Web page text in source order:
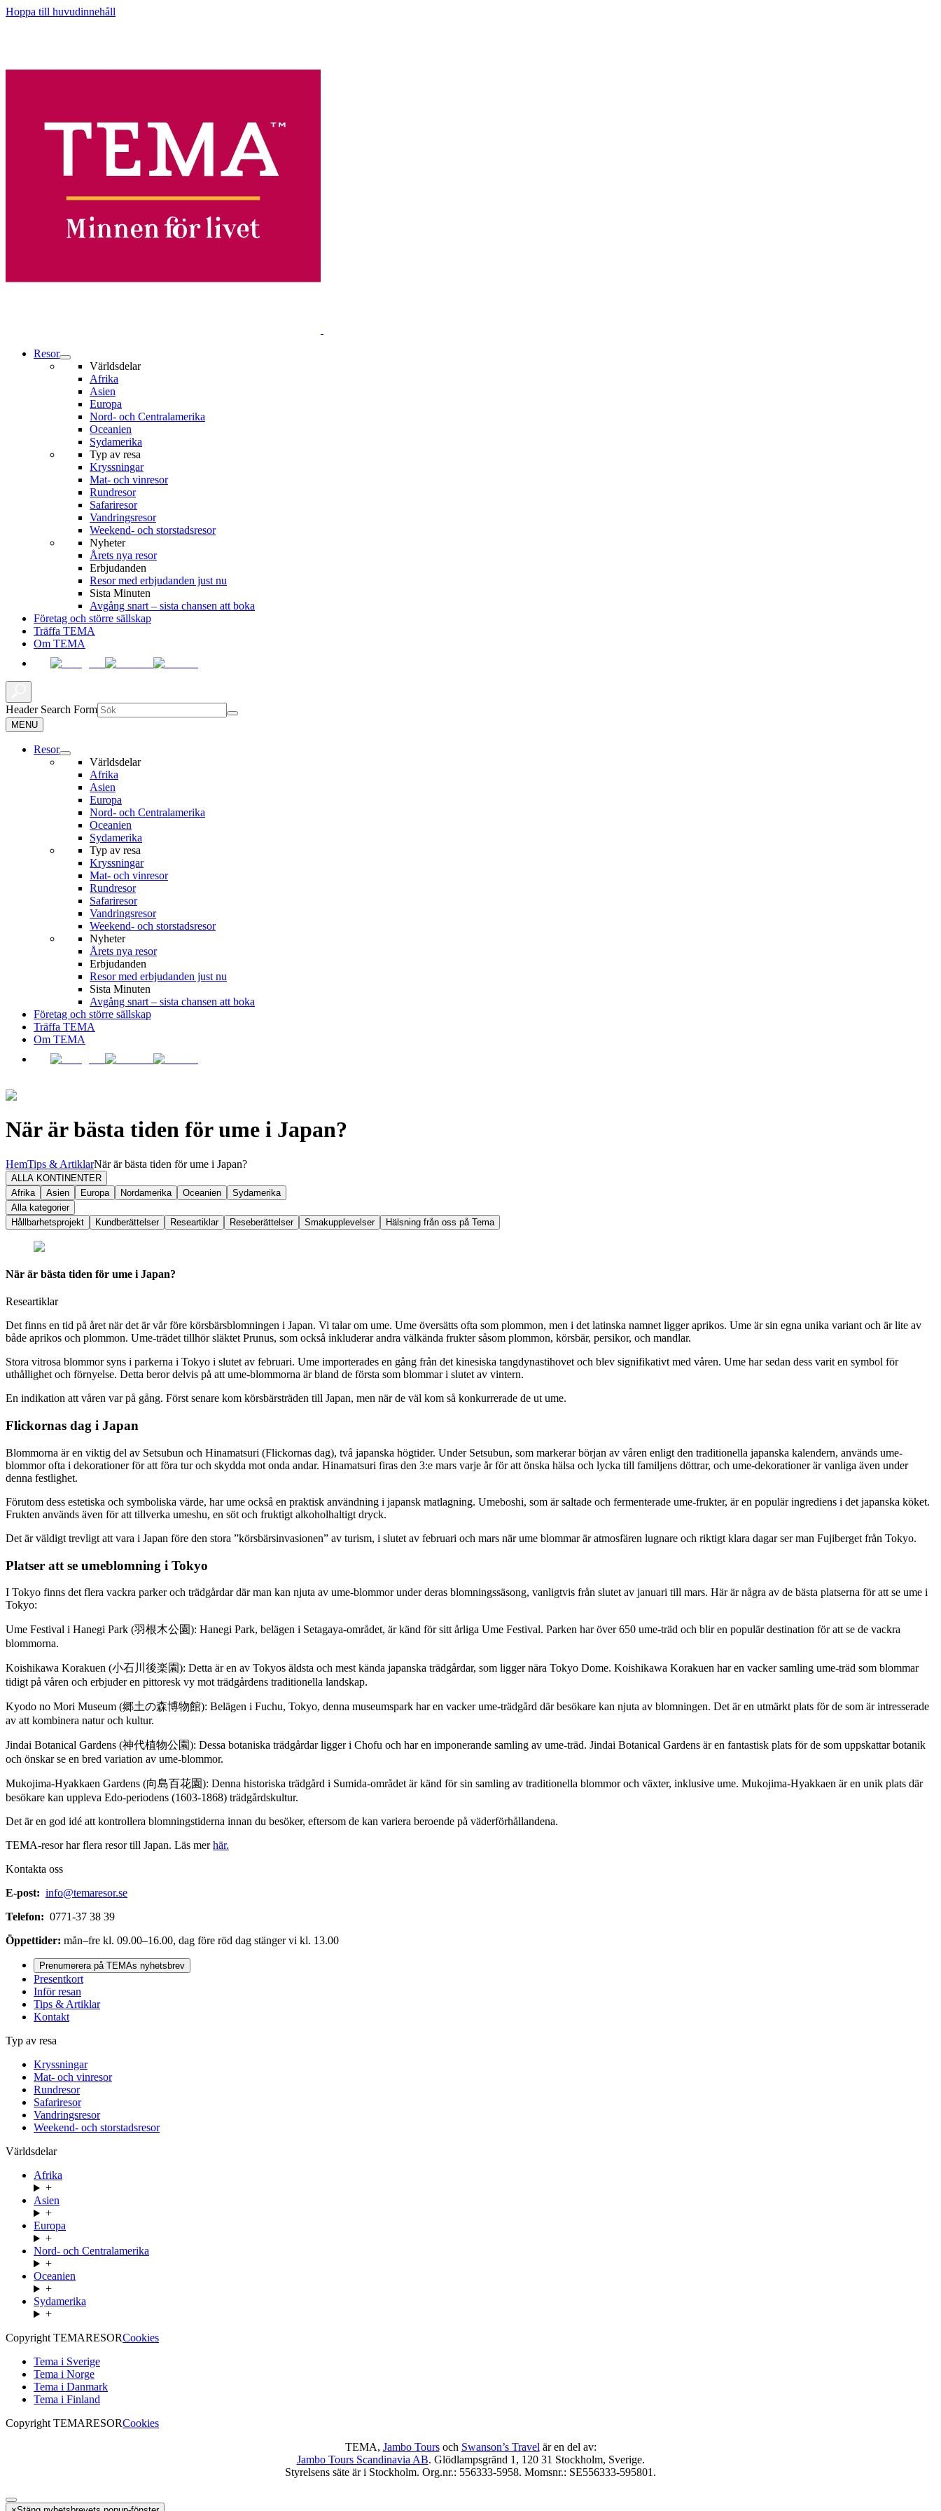
Hoppa till huvudinnehåll
Resor
Världsdelar
Afrika
Asien
Europa
Nord- och Centralamerika
Oceanien
Sydamerika
Typ av resa
Kryssningar
Mat- och vinresor
Rundresor
Safariresor
Vandringsresor
Weekend- och storstadsresor
Nyheter
Årets nya resor
Erbjudanden
Resor med erbjudanden just nu
Sista Minuten
Avgång snart – sista chansen att boka
Företag och större sällskap
Träffa TEMA
Om TEMA
Header Search Form
MENU
Resor
Världsdelar
Afrika
Asien
Europa
Nord- och Centralamerika
Oceanien
Sydamerika
Typ av resa
Kryssningar
Mat- och vinresor
Rundresor
Safariresor
Vandringsresor
Weekend- och storstadsresor
Nyheter
Årets nya resor
Erbjudanden
Resor med erbjudanden just nu
Sista Minuten
Avgång snart – sista chansen att boka
Företag och större sällskap
Träffa TEMA
Om TEMA
När är bästa tiden för ume i Japan?
HemTips & ArtiklarNär är bästa tiden för ume i Japan?
ALLA KONTINENTER
Afrika
Asien Europa Nordamerika Oceanien
Sydamerika
Alla kategorier
Hållbarhetsprojekt
Kundberättelser Researtiklar Reseberättelser Smakupplevelser Hälsning från oss på Tema
När är bästa tiden för ume i Japan?
Researtiklar
Det finns en tid på året när det är vår före körsbärsblomningen i Japan. Vi talar om ume. Ume översätts ofta som plommon, men i det latinska namnet ligger aprikos. Ume är sin egna unika variant och är lite av
både aprikos och plommon. Ume-trädet tillhör släktet Prunus, som också inkluderar andra välkända frukter såsom plommon, körsbär, persikor, och mandlar.
Stora vitrosa blommor syns i parkerna i Tokyo i slutet av februari. Ume importerades en gång från det kinesiska tangdynastihovet och blev signifikativt med våren. Ume har sedan dess varit en symbol för
uthållighet och förnyelse. Detta beror delvis på att ume-blommorna är bland de första som blommar i slutet av vintern.
En indikation att våren var på gång. Först senare kom körsbärsträden till Japan, men när de väl kom så konkurrerade de ut ume.
Flickornas dag i Japan
Blommorna är en viktig del av Setsubun och Hinamatsuri (Flickornas dag), två japanska högtider. Under Setsubun, som markerar början av våren enligt den traditionella japanska kalendern, används ume-
blommor ofta i dekorationer för att föra tur och skydda mot onda andar. Hinamatsuri firas den 3:e mars varje år för att önska hälsa och lycka till familjens döttrar, och ume-dekorationer är vanliga även under
denna festlighet.
Förutom dess estetiska och symboliska värde, har ume också en praktisk användning i japansk matlagning. Umeboshi, som är saltade och fermenterade ume-frukter, är en populär ingrediens i det japanska köket.
Frukten används även för att tillverka umeshu, en söt och fruktigt alkoholhaltigt dryck.
Det är väldigt trevligt att vara i Japan före den stora ”körsbärsinvasionen” av turism, i slutet av februari och mars när ume blommar är atmosfären lugnare och riktigt klara dagar ser man Fujiberget från Tokyo.
Platser att se umeblomning i Tokyo
I Tokyo finns det flera vackra parker och trädgårdar där man kan njuta av ume-blommor under deras blomningssäsong, vanligtvis från slutet av januari till mars. Här är några av de bästa platserna för att se ume i
Tokyo:
Ume Festival i Hanegi Park (羽根木公園): Hanegi Park, belägen i Setagaya-området, är känd för sitt årliga Ume Festival. Parken har över 650 ume-träd och blir en populär destination för att se de vackra
blommorna.
Koishikawa Korakuen (小石川後楽園): Detta är en av Tokyos äldsta och mest kända japanska trädgårdar, som ligger nära Tokyo Dome. Koishikawa Korakuen har en vacker samling ume-träd som blommar
tidigt på våren och erbjuder en pittoresk vy mot trädgårdens traditionella landskap.
Kyodo no Mori Museum (郷土の森博物館): Belägen i Fuchu, Tokyo, denna museumspark har en vacker ume-trädgård där besökare kan njuta av blomningen. Det är en utmärkt plats för de som är intresserade
av att kombinera natur och kultur.
Jindai Botanical Gardens (神代植物公園): Dessa botaniska trädgårdar ligger i Chofu och har en imponerande samling av ume-träd. Jindai Botanical Gardens är en fantastisk plats för de som uppskattar botanik
och önskar se en bred variation av ume-blommor.
Mukojima-Hyakkaen Gardens (向島百花園): Denna historiska trädgård i Sumida-området är känd för sin samling av traditionella blommor och växter, inklusive ume. Mukojima-Hyakkaen är en unik plats där
besökare kan uppleva Edo-periodens (1603-1868) trädgårdskultur.
Det är en god idé att kontrollera blomningstiderna innan du besöker, eftersom de kan variera beroende på väderförhållandena.
TEMA-resor har flera resor till Japan. Läs merhär.
Kontakta oss
E-post: info@temaresor.se
Telefon: 0771-37 38 39
Öppettider: mån–fre kl. 09.00–16.00, dag före röd dag stänger vi kl. 13.00
Prenumerera på TEMAs nyhetsbrev
Presentkort
Inför resan
Tips & Artiklar
Kontakt
Typ av resa
Kryssningar
Mat- och vinresor
Rundresor
Safariresor
Vandringsresor
Weekend- och storstadsresor
Världsdelar
Afrika
+
Asien
+
Europa
+
Nord- och Centralamerika
+
Oceanien
+
Sydamerika
+
Copyright TEMARESORCookies
Tema i Sverige
Tema i Norge
Tema i Danmark
Tema i Finland
Copyright TEMARESORCookies
TEMA, Jambo Toursoch Swanson’s Travel är en del av:
Jambo Tours Scandinavia AB. Glödlampsgränd 1, 120 31 Stockholm, Sverige.
Styrelsens säte är i Stockholm. Org.nr.: 556333-5958. Momsnr.: SE556333-595801.